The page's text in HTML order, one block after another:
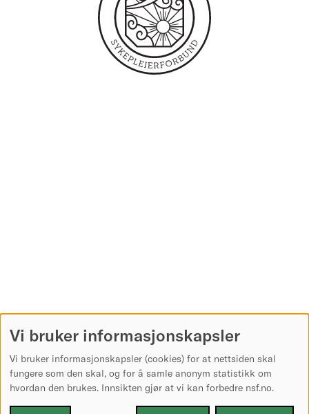
Vi bruker informasjonskapsler
Vi bruker informasjonskapsler (cookies) for at nettsiden skal
fungere som den skal, og for å samle anonym statistikk om
hvordan den brukes. Innsikten gjør at vi kan forbedre nsf.no.